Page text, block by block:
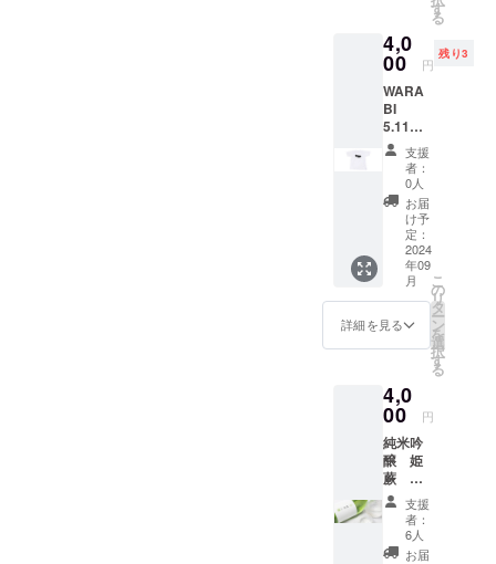
180ｇ
保存方
法：直
射日光
や高温
多湿避
けて保
存 賞味
期限：
商品発
送時点
で90日
以上の
ものを
お届け
いたし
ます。
原産国:
日本 原
名：米
こうじ
（国内
製
造）、
米（埼
玉県
産）、
ゆず果
汁 弊社
日本 原
材料
名：米
こうじ
（国内
製
造）、
米（埼
玉県
産） わ
らび
ちゃん
のあま
ざけ
ゆず 名
称：あ
まざけ
内容
量：
保存方
法：直
射日光
や高温
多湿避
けて保
存 賞味
期限：
商品発
送時点
度：-1.5
弊社
ホーム
ページ
へのお
名前掲
載につ
載期
間：
2025年
1月から
5年間掲
載しま
す。 掲
載を希
望しな
い場
合、掲
載の中
希望の
場合に
はお知
らせく
ださ
い。
ホーム
ページ
のレイ
アウト
けで
す。 ノ
ンアル
コール
のた
め、お
子様か
らお年
寄りま
でお楽
しみい
ただけ
ます。
赤米の
さみ
と、赤
感によ
る食べ
ごた
え、お
米の風
味も味
わえま
す。 暑
かった
り体調
テイス
トのス
やアイ
スとの
相性が
よく、
味と香
り、色
味を生
かし
て、工
夫次第
でいろ
いろと
みいた
だけま
ち 名
称：あ
まざけ
内容
量：770
ｇ 保存
方法：
直射日
光や高
温多湿
さな蕨
市のシ
トと、
蕨市の
面積
5.11㎢
の文字
がデザ
インさ
れてい
ます。
サイズ
はS・
M・L・
種類。
弊社
へのお
名前掲
載につ
いて 掲
載期
間：
2025年
1月から
5年間掲
載しま
綿
100％
クルー
ネック
タイ
プ。 蕨
のゆず
と山椒
を使っ
たクラ
フト
ビール
のラベ
ルとお
同じデ
ザイン
のオリ
本一小
さな蕨
ルエッ
トと、
蕨市の
面積
5.11㎢
の文字
がデザ
ホーム
ページ
へのお
名前掲
載・お
まけ
（埼玉
県産
狭山
茶 宇
治抹茶
入り玄
米茶
aburabi
オリジ
ナルブ
レン
100％
クルー
ネック
タイ
プ。 蕨
のゆず
と山椒
を使っ
たクラ
フト
す
る
4,0
00 円
残り3
WARA
BI
5.11
㎢ オ
リジナ
ルTシャ
ツ XL
サイ
ズ 送
料込
み お
よび
オリジ
ナル
シー
ル・お
弊社
ホーム
ページ
へのお
名前掲
載・お
まけ
（埼玉
県産
狭山
支援
者：
0人
お届
け予
定：
2024
年09
月
詳細を見る
こ
の
リ
タ
ー
ン
を
選
択
す
る
4,0
00 円
純米吟
醸 姫
蕨
720ml
1本
送料込
み お
支援
者：
6人
お届